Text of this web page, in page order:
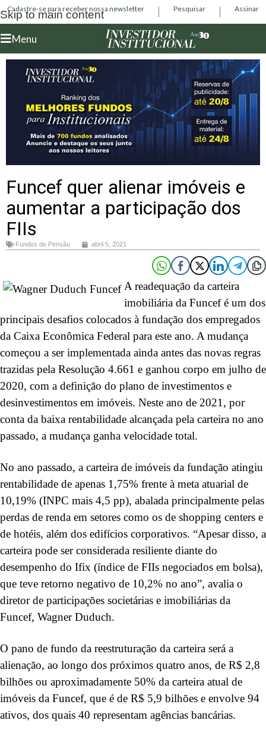
Skip to main content
Cadastre-se para receber nossa newsletter Pesquisar Assinar
Menu
Funcef quer alienar imóveis e
aumentar a participação dos
FIIs
Fundos de Pensão abril 5, 2021
A readequação da carteira
imobiliária da Funcef é um dos
principais desafios colocados à fundação dos empregados
da Caixa Econômica Federal para este ano. A mudança
começou a ser implementada ainda antes das novas regras
trazidas pela Resolução 4.661 e ganhou corpo em julho de
2020, com a definição do plano de investimentos e
desinvestimentos em imóveis. Neste ano de 2021, por
conta da baixa rentabilidade alcançada pela carteira no ano
passado, a mudança ganha velocidade total.
No ano passado, a carteira de imóveis da fundação atingiu
rentabilidade de apenas 1,75% frente à meta atuarial de
10,19% (INPC mais 4,5 pp), abalada principalmente pelas
perdas de renda em setores como os de shopping centers e
de hotéis, além dos edifícios corporativos. “Apesar disso, a
carteira pode ser considerada resiliente diante do
desempenho do Ifix (índice de FIIs negociados em bolsa),
que teve retorno negativo de 10,2% no ano”, avalia o
diretor de participações societárias e imobiliárias da
Funcef, Wagner Duduch.
O pano de fundo da reestruturação da carteira será a
alienação, ao longo dos próximos quatro anos, de R$ 2,8
bilhões ou aproximadamente 50% da carteira atual de
imóveis da Funcef, que é de R$ 5,9 bilhões e envolve 94
ativos, dos quais 40 representam agências bancárias.